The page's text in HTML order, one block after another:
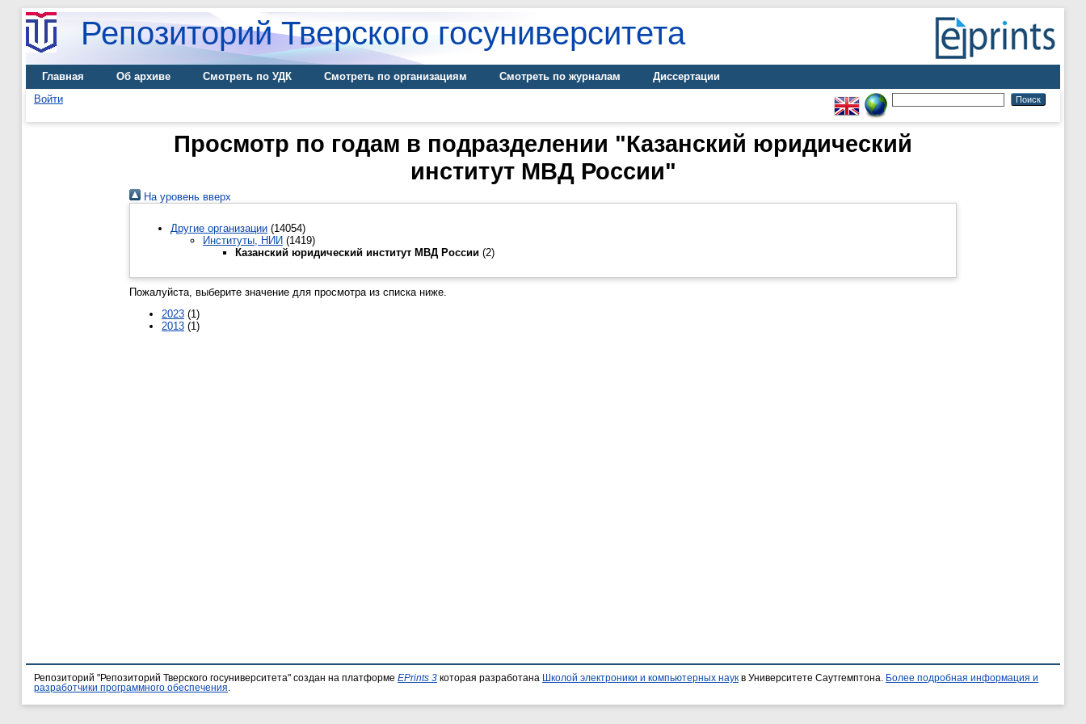
Репозиторий Тверского госуниверситета
Главная Об архиве Смотреть по УДК Смотреть по организациям Смотреть по журналам
Диссертации
Войти
Просмотр по годам в подразделении "Казанский юридический
институт МВД России"
На уровень вверх
Другие организации (14054)
Институты, НИИ (1419)
Казанский юридический институт МВД России (2)
Пожалуйста, выберите значение для просмотра из списка ниже.
2023 (1)
2013 (1)
Репозиторий "Репозиторий Тверского госуниверситета" создан на платформе EPrints 3 которая разработана Школой электроники и компьютерных наук в Университете Саутгемптона.
Более подробная информация и
разработчики программного обеспечения